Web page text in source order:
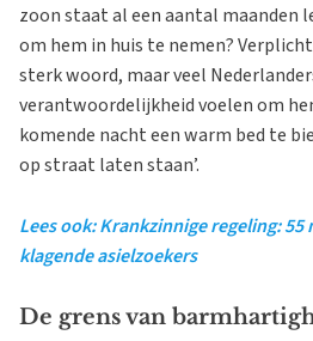
zoon staat al een aantal maanden
om hem in huis te nemen?
sterk woord, maar veel
verantwoordelijkheid voelen om
komende nacht een warm bed te
op straat laten staan’.
Lees ook: Krankzinnige regeling:
klagende asielzoekers
De grens van